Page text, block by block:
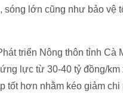
lớn cũng như bảo vệ
triển Nông thôn tỉnh Cà
lực từ 30-40 tỷ đồng/km
tốt hơn nhằm kéo giảm